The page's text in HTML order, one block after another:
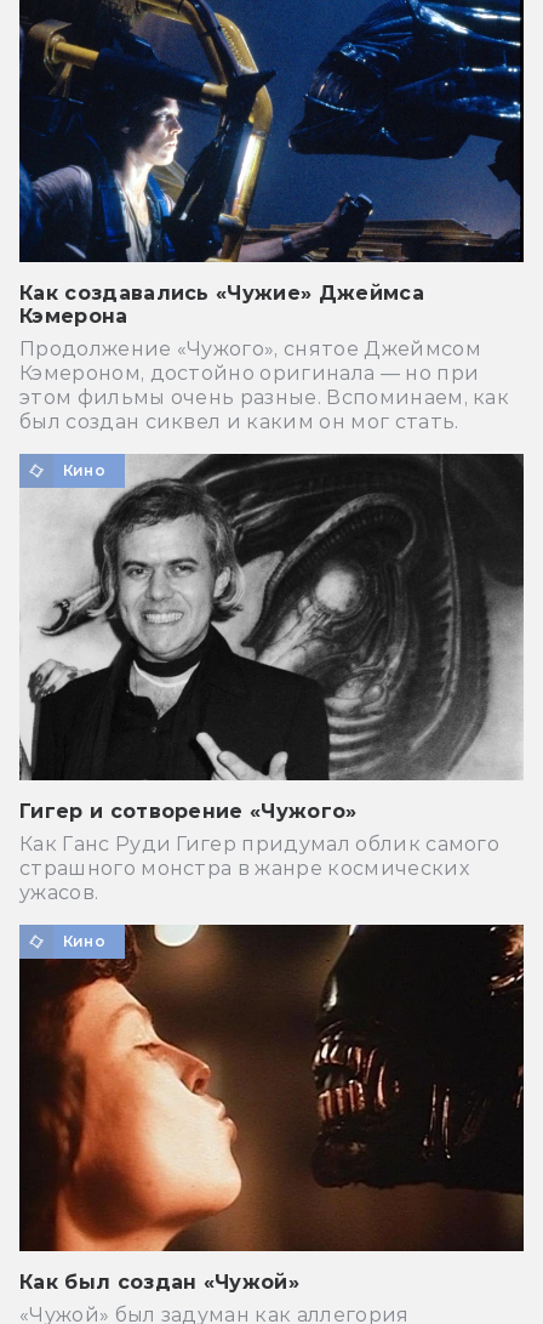
Как создавались «Чужие» Джеймса
Кэмерона
Продолжение «Чужого», снятое Джеймсом
Кэмероном, достойно оригинала — но при
этом фильмы очень разные. Вспоминаем, как
был создан сиквел и каким он мог стать.
Кино
Гигер и сотворение «Чужого»
Как Ганс Руди Гигер придумал облик самого
страшного монстра в жанре космических
ужасов.
Кино
Как был создан «Чужой»
«Чужой» был задуман как аллегория